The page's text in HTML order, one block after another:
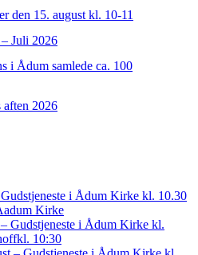
den 15. august kl. 10-11
Juli 2026
i Ådum samlede ca. 100
aften 2026
i Ådum Kirke kl. 10.30
Kirke
Gudstjeneste i Ådum Kirke kl.
kl. 10:30